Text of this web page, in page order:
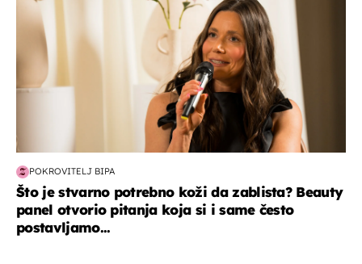
POKROVITELJ BIPA
Što je stvarno potrebno koži da zablista? Beauty
panel otvorio pitanja koja si i same često
postavljamo...